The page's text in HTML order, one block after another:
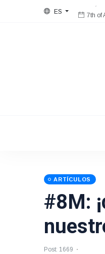
ES
7th of
ARTÍCULOS
#8M:
Post: 1669